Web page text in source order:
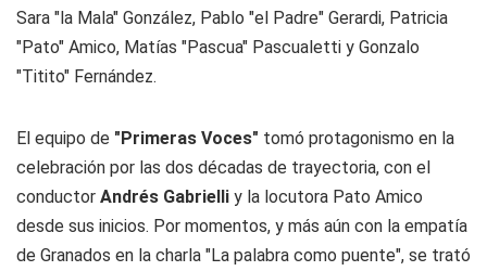
Sara "la Mala" González, Pablo "el Padre" Gerardi, Patricia
"Pato" Amico, Matías "Pascua" Pascualetti y Gonzalo
"Titito" Fernández.
El equipo de "Primeras Voces" tomó protagonismo en la
celebración por las dos décadas de trayectoria, con el
conductor Andrés Gabrielli y la locutora Pato Amico
desde sus inicios. Por momentos, y más aún con la empatía
de Granados en la charla "La palabra como puente", se trató